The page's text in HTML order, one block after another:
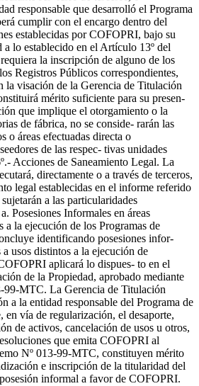
responsable que desarrolló el Programa
cumplir con el encargo dentro del
establecidas por COFOPRI, bajo su
lo establecido en el Artículo 13º del
la inscripción de alguno de los
Registros Públicos correspondientes,
la visación de la Gerencia de Titulación
mérito suficiente para su presen-
que implique el otorgamiento o la
de fábrica, no se conside- rarán las
o áreas efectuadas directa o
de las respec- tivas unidades
Acciones de Saneamiento Legal. La
directamente o a través de terceros,
legal establecidas en el informe referido
a las particularidades
Posesiones Informales en áreas
a la ejecución de los Programas de
identificando posesiones infor-
a usos distintos a la ejecución de
aplicará lo dispues- to en el
de la Propiedad, aprobado mediante
99-MTC. La Gerencia de Titulación
a la entidad responsable del Programa de
en vía de regularización, el desaporte,
de activos, cancelación de usos u otros,
que emita COFOPRI al
Nº 013-99-MTC, constituyen mérito
e inscripción de la titularidad del
informal a favor de COFOPRI.